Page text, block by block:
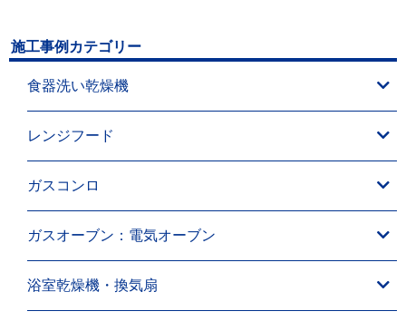
施工事例カテゴリー
食器洗い乾燥機
レンジフード
ガスコンロ
ガスオーブン：電気オーブン
浴室乾燥機・換気扇